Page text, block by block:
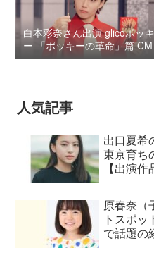
白本彩奈さん出演 glicoポッキ
ー 「ポッキーの革命」篇 CM
人気記事
出口夏希
東京育ち
【出演作
原春奈（
トスポ
で話題の